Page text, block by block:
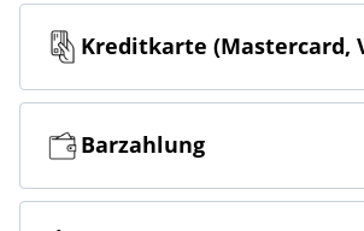
Kreditkarte (Mastercard,
Barzahlung